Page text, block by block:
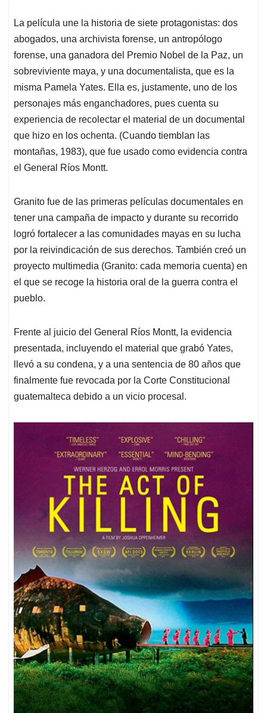
La película une la historia de siete protagonistas: dos
abogados, una archivista forense, un antropólogo
forense, una ganadora del Premio Nobel de la Paz, un
sobreviviente maya, y una documentalista, que es la
misma Pamela Yates. Ella es, justamente, uno de los
personajes más enganchadores, pues cuenta su
experiencia de recolectar el material de un documental
que hizo en los ochenta. (Cuando tiemblan las
montañas, 1983), que fue usado como evidencia contra
el General Ríos Montt.
Granito fue de las primeras películas documentales en
tener una campaña de impacto y durante su recorrido
logró fortalecer a las comunidades mayas en su lucha
por la reivindicación de sus derechos. También creó un
proyecto multimedia (Granito: cada memoria cuenta) en
el que se recoge la historia oral de la guerra contra el
pueblo.
Frente al juicio del General Ríos Montt, la evidencia
presentada, incluyendo el material que grabó Yates,
llevó a su condena, y a una sentencia de 80 años que
finalmente fue revocada por la Corte Constitucional
guatemalteca debido a un vicio procesal.